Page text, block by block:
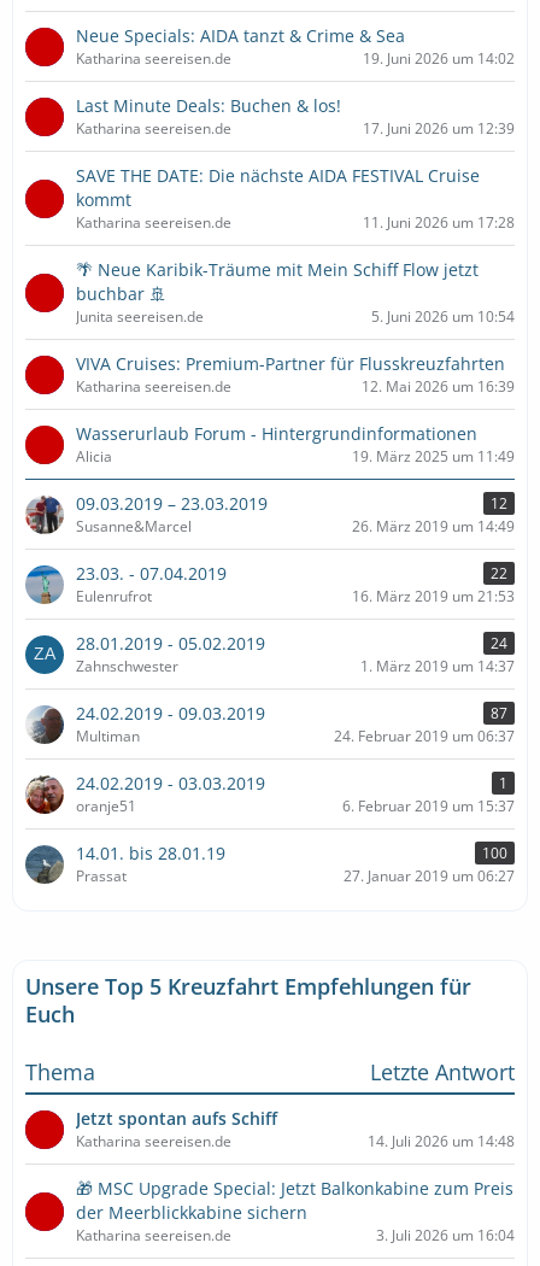
Neue Specials: AIDA tanzt & Crime & Sea
Katharina seereisen.de 19. Juni 2026 um 14:02
Last Minute Deals: Buchen & los!
Katharina seereisen.de 17. Juni 2026 um 12:39
SAVE THE DATE: Die nächste AIDA FESTIVAL Cruise
kommt
Katharina seereisen.de 11. Juni 2026 um 17:28
🌴 Neue Karibik-Träume mit Mein Schiff Flow jetzt
buchbar 🚢
Junita seereisen.de 5. Juni 2026 um 10:54
VIVA Cruises: Premium-Partner für Flusskreuzfahrten
Katharina seereisen.de 12. Mai 2026 um 16:39
Wasserurlaub Forum - Hintergrundinformationen
Alicia 19. März 2025 um 11:49
09.03.2019 – 23.03.2019
12
Susanne&Marcel
26. März 2019 um 14:49
23.03. - 07.04.2019
22
Eulenrufrot
16. März 2019 um 21:53
28.01.2019 - 05.02.2019
24
Zahnschwester
1. März 2019 um 14:37
24.02.2019 - 09.03.2019
87
Multiman
24. Februar 2019 um 06:37
24.02.2019 - 03.03.2019
1
oranje51
6. Februar 2019 um 15:37
14.01. bis 28.01.19
100
Prassat
27. Januar 2019 um 06:27
Unsere Top 5 Kreuzfahrt Empfehlungen für
Euch
Thema
Letzte Antwort
Jetzt spontan aufs Schiff
Katharina seereisen.de 14. Juli 2026 um 14:48
🎁 MSC Upgrade Special: Jetzt Balkonkabine zum Preis
der Meerblickkabine sichern
Katharina seereisen.de 3. Juli 2026 um 16:04